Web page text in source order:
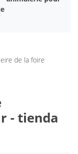
de la foire
- tienda